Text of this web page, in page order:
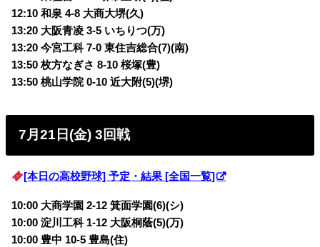
12:10 和泉 4-8 大商大堺(久)
13:20 大阪青凌 3-5 いちりつ(万)
13:20 今宮工科 7-0 東住吉総合(7)(南)
13:50 枚方なぎさ 8-10 桜塚(豊)
13:50 桃山学院 0-10 近大附(5)(堺)
7月21日(金) 3回戦
[本日の高校野球] 予定・結果 [全国一覧]
10:00 大商学園 2-12 箕面学園(6)(シ)
10:00 淀川工科 1-12 大阪桐蔭(5)(万)
10:00 豊中 10-5 豊島(住)